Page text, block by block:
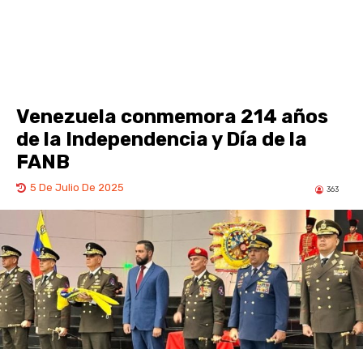
Venezuela conmemora 214 años
de la Independencia y Día de la
FANB
5 De Julio De 2025 363